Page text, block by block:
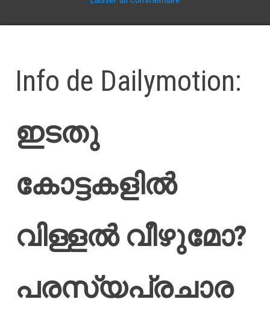
Info de Dailymotion:
ഇടതു
കോട്ടകളിൽ
വിള്ളൽ വീഴുമോ?
പരസ്യപ്രചാര